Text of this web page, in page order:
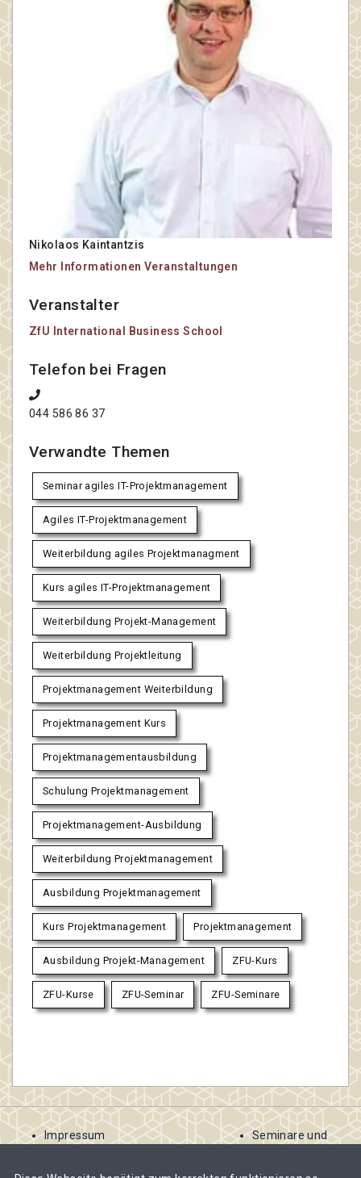
Nikolaos Kaintantzis
Mehr Informationen Veranstaltungen
Veranstalter
ZfU International Business School
Telefon bei Fragen
044 586 86 37
Verwandte Themen
Seminar agiles IT-Projektmanagement
Agiles IT-Projektmanagement
Weiterbildung agiles Projektmanagment
Kurs agiles IT-Projektmanagement
Weiterbildung Projekt-Management
Weiterbildung Projektleitung
Projektmanagement Weiterbildung
Projektmanagement Kurs
Projektmanagementausbildung
Schulung Projektmanagement
Projektmanagement-Ausbildung
Weiterbildung Projektmanagement
Ausbildung Projektmanagement
Kurs Projektmanagement Projektmanagement
Ausbildung Projekt-Management ZFU-Kurs
ZFU-Kurse ZFU-Seminar ZFU-Seminare
Impressum
Seminare und